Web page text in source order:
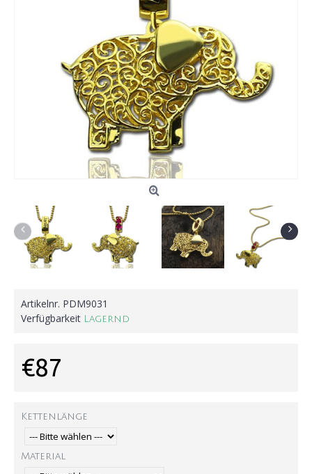
Artikelnr. PDM9031
Verfügbarkeit Lagernd
€87
Kettenlänge
Material